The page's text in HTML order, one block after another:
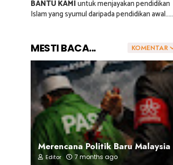
BANTU KAMIuntuk menjayakan pendidikan
Islam yang syumul daripada pendidikan awal.....
KOMENTAR
MESTI BACA...
Merencana Politik Baru Malaysia
Editor 7 months ago